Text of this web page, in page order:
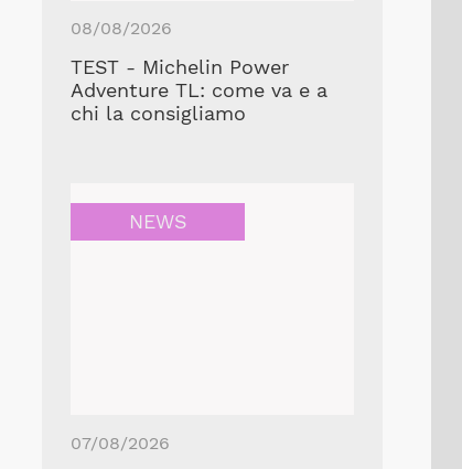
08/08/2026
TEST - Michelin Power
Adventure TL: come va e a
chi la consigliamo
NEWS
07/08/2026